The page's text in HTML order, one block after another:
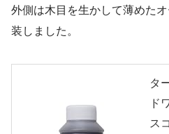
外側は木目を生かして薄めた
装しました。
タ
ド
ス